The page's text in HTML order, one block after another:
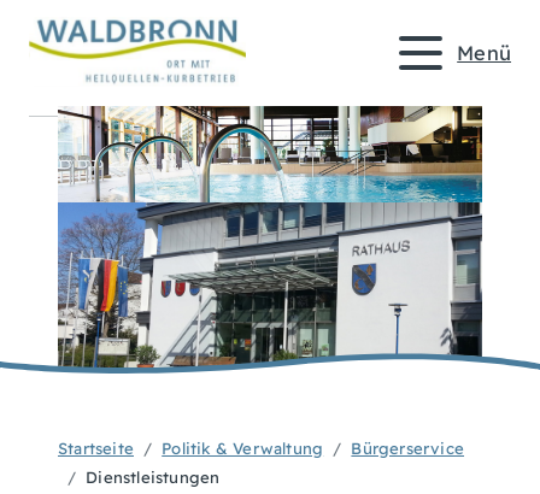
Menü
Startseite Politik & Verwaltung
Bürgerservice
Dienstleistungen